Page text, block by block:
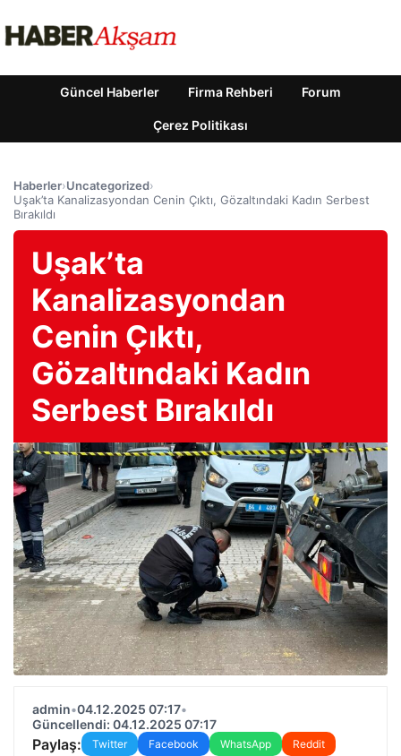
Güncel Haberler Firma Rehberi Forum
Çerez Politikası
Haberler›Uncategorized›
Uşak’ta Kanalizasyondan Cenin Çıktı, Gözaltındaki Kadın Serbest
Bırakıldı
Uşak’ta
Kanalizasyondan
Cenin Çıktı,
Gözaltındaki Kadın
Serbest Bırakıldı
admin•04.12.2025 07:17•
Güncellendi: 04.12.2025 07:17
Paylaş: Twitter Facebook WhatsApp
Reddit